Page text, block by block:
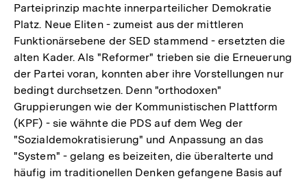
Parteiprinzip machte innerparteilicher Demokratie
Platz. Neue Eliten - zumeist aus der mittleren
Funktionärsebene der SED stammend - ersetzten die
alten Kader. Als "Reformer" trieben sie die Erneuerung
der Partei voran, konnten aber ihre Vorstellungen nur
bedingt durchsetzen. Denn "orthodoxen"
Gruppierungen wie der Kommunistischen Plattform
(KPF) - sie wähnte die PDS auf dem Weg der
"Sozialdemokratisierung" und Anpassung an das
"System" - gelang es beizeiten, die überalterte und
häufig im traditionellen Denken gefangene Basis auf